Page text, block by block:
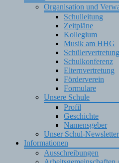
Organisation und
Schulleitung
Zeitpläne
Kollegium
Musik am HHG
Schülervertretung
Schulkonferenz
Elternvertretung
Förderverein
Formulare
Unsere Schule
Profil
Geschichte
Namensgeber
Unser Schul-Newsletter
Informationen
Ausschreibungen